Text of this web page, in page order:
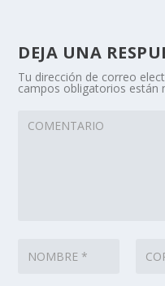
DEJA UNA
Tu dirección de correo
campos obligatorios